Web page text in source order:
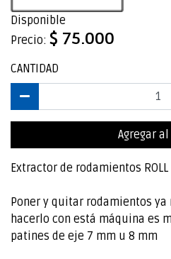
Disponible
Precio: $ 75.000
CANTIDAD
Agregar
Extractor de rodamientos ROLL
Poner y quitar rodamientos ya
hacerlo con está máquina es
patines de eje 7 mm u 8 mm